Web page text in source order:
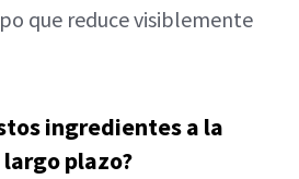
que reduce visiblemente
ingredientes a la
plazo?